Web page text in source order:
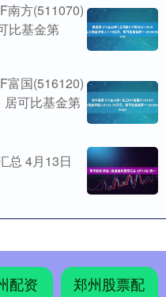
南方(511070)
比基金第
富国(516120)
可比基金第
总 4月13日
配资
郑州股票配